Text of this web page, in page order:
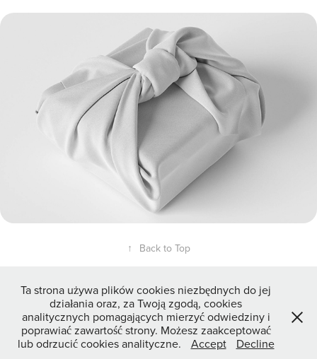
Fabric Gift Wrap - 3D Packaging & Cloth Simulation
↑ Back to Top
© 2026 3dviz.pl — Interior & Product CGI by Marcin Perek
Ta strona używa plików cookies niezbędnych do jej
działania oraz, za Twoją zgodą, cookies
analitycznych pomagających mierzyć odwiedziny i
poprawiać zawartość strony. Możesz zaakceptować
lub odrzucić cookies analityczne.
Accept Decline